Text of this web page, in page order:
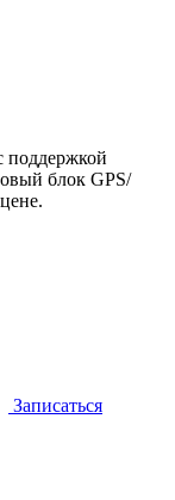
поддержкой
блок GPS/
Записаться